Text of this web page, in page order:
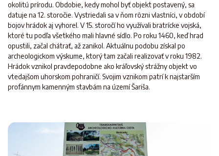
okolitú prírodu. Obdobie, kedy mohol byť objekt postavený, sa
datuje na 12. storočie. Vystriedali sa v ňom rôzni vlastníci, v období
bojov hrádok aj vyhorel. V 15. storočí ho využívali bratrícke vojská,
ktoré tu podľa všetkého mali hlavné sídlo. Po roku 1460, keď hrad
opustili, začal chátrať, až zanikol. Aktuálnu podobu získal po
archeologickom výskume, ktorý tam začali realizovať v roku 1982.
Hrádok vznikol pravdepodobne ako kráľovský strážny objekt vo
vtedajšom uhorskom pohraničí. Svojim vznikom patrí k najstarším
profánnym kamenným stavbám na území Šariša.